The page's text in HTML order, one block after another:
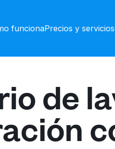
funcionaPrecios y servicios
de